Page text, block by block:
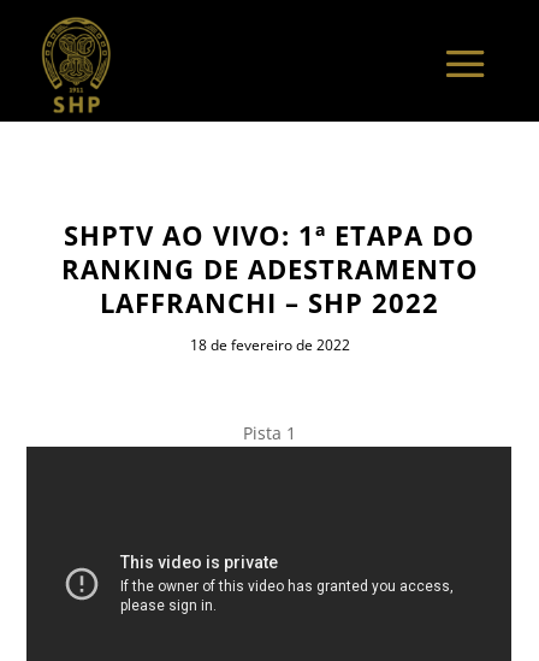
SHPTV AO VIVO: 1ª ETAPA DO
RANKING DE ADESTRAMENTO
LAFFRANCHI – SHP 2022
18 de fevereiro de 2022
Pista 1